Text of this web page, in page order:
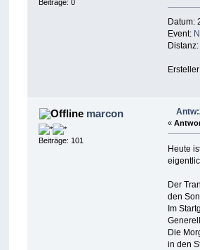
Beiträge: 0
Datum:
Event:
marcon
Beiträge: 101
«
Heute
Der
den
Im
Die
in den